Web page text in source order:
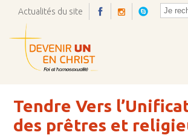
Actualités du site
Tendre Vers
des prêtres et